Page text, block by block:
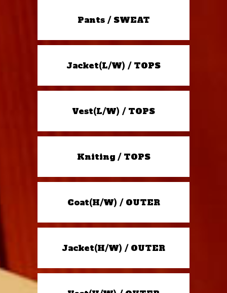
Pants / SWEAT
Jacket(L/W) / TOPS
Vest(L/W) / TOPS
Kniting / TOPS
Coat(H/W) / OUTER
Jacket(H/W) / OUTER